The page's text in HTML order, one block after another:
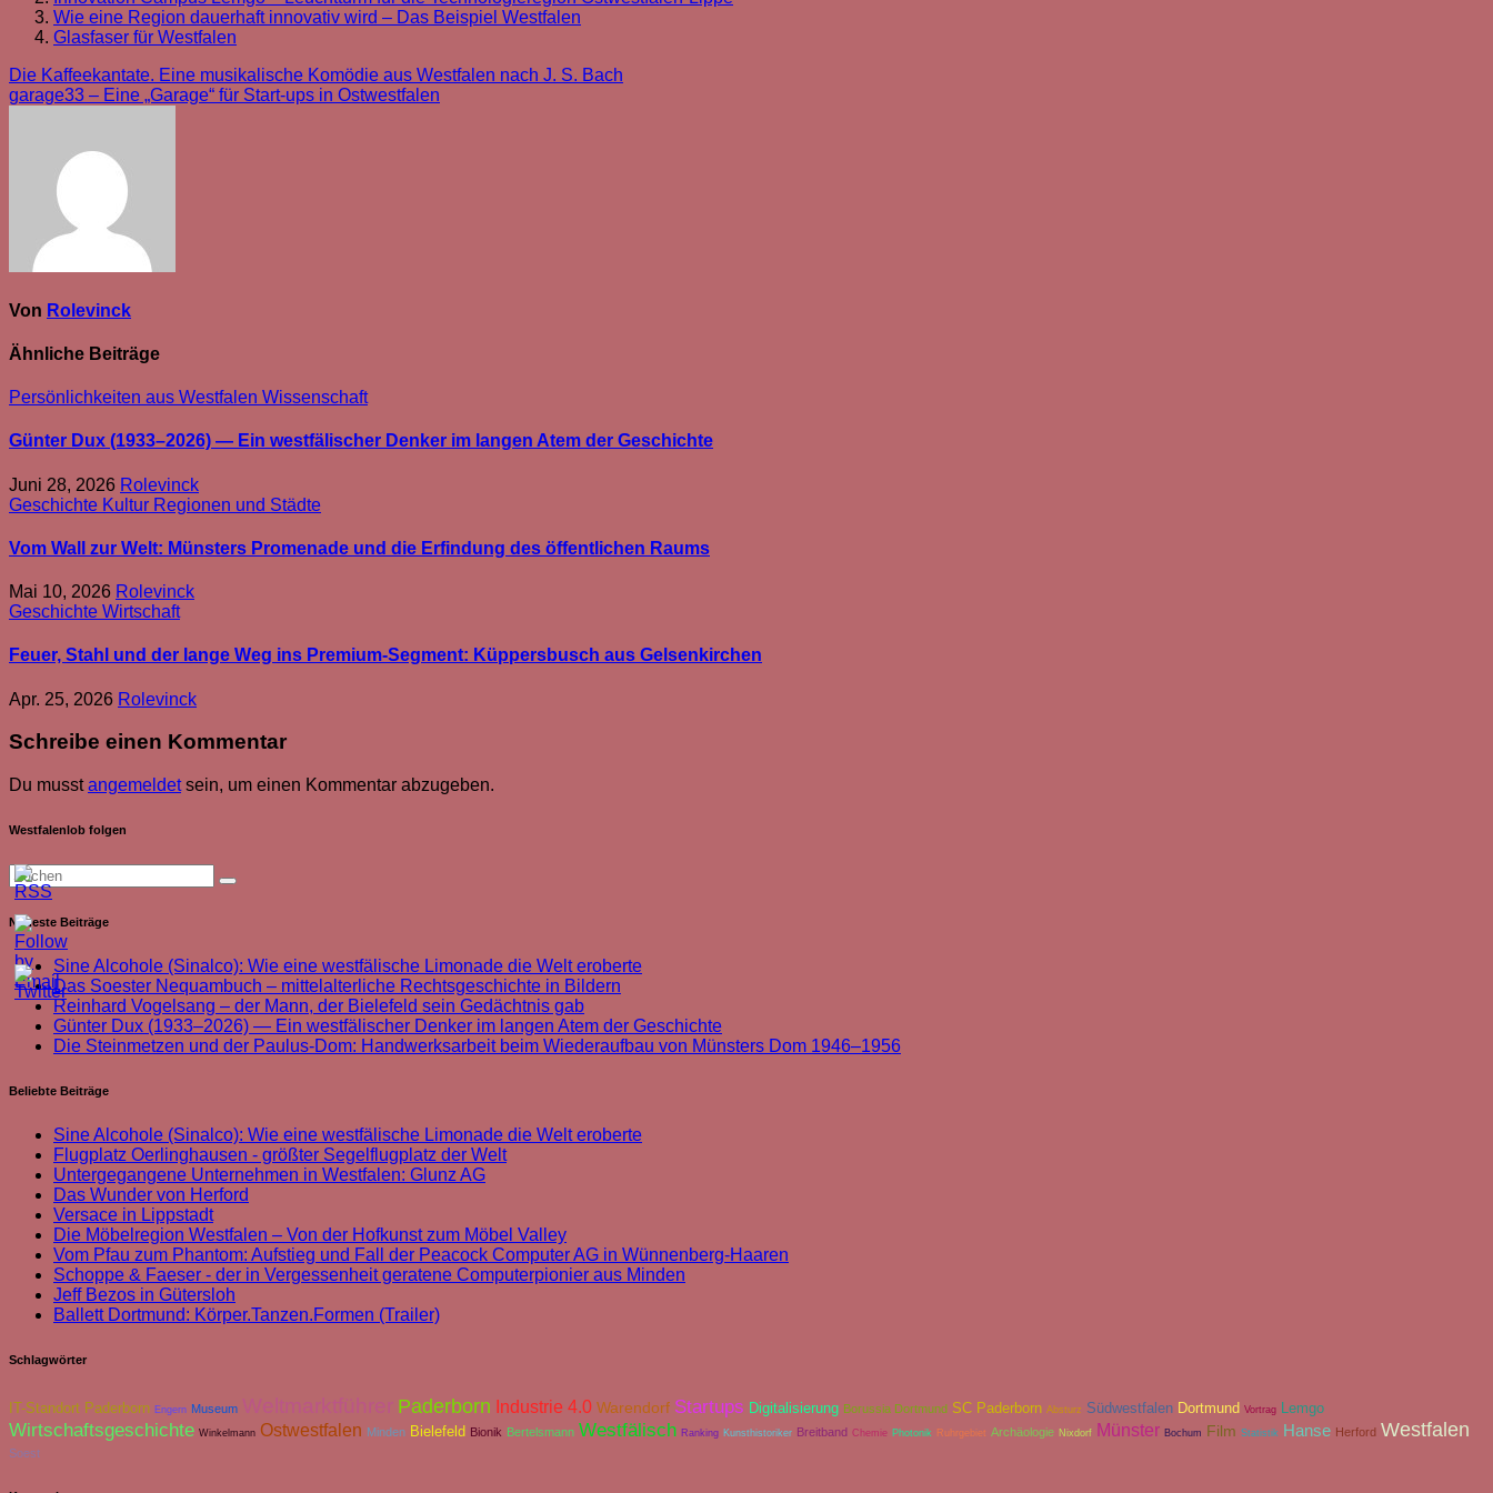
Wie eine Region dauerhaft innovativ wird – Das Beispiel Westfalen
Glasfaser für Westfalen
Beitragsnavigation
Die Kaffeekantate. Eine musikalische Komödie aus Westfalen nach J. S. Bach
garage33 – Eine „Garage“ für Start-ups in Ostwestfalen
Von Rolevinck
Ähnliche Beiträge
Persönlichkeiten aus Westfalen Wissenschaft
Günter Dux (1933–2026) — Ein westfälischer Denker im langen Atem der Geschichte
Juni 28, 2026 Rolevinck
Geschichte Kultur Regionen und Städte
Vom Wall zur Welt: Münsters Promenade und die Erfindung des öffentlichen Raums
Mai 10, 2026 Rolevinck
Geschichte Wirtschaft
Feuer, Stahl und der lange Weg ins Premium-Segment: Küppersbusch aus Gelsenkirchen
Apr. 25, 2026 Rolevinck
Schreibe einen Kommentar
Du musstangemeldetsein, um einen Kommentar abzugeben.
Westfalenlob folgen
Neueste Beiträge
Sine Alcohole (Sinalco): Wie eine westfälische Limonade die Welt eroberte
Das Soester Nequambuch – mittelalterliche Rechtsgeschichte in Bildern
Reinhard Vogelsang – der Mann, der Bielefeld sein Gedächtnis gab
Günter Dux (1933–2026) — Ein westfälischer Denker im langen Atem der Geschichte
Die Steinmetzen und der Paulus-Dom: Handwerksarbeit beim Wiederaufbau von Münsters Dom 1946–1956
Beliebte Beiträge
Sine Alcohole (Sinalco): Wie eine westfälische Limonade die Welt eroberte
Flugplatz Oerlinghausen - größter Segelflugplatz der Welt
Untergegangene Unternehmen in Westfalen: Glunz AG
Das Wunder von Herford
Versace in Lippstadt
Die Möbelregion Westfalen – Von der Hofkunst zum Möbel Valley
Vom Pfau zum Phantom: Aufstieg und Fall der Peacock Computer AG in Wünnenberg-Haaren
Schoppe & Faeser - der in Vergessenheit geratene Computerpionier aus Minden
Jeff Bezos in Gütersloh
Ballett Dortmund: Körper.Tanzen.Formen (Trailer)
Schlagwörter
IT-Standort Paderborn Engern Museum Weltmarktführer Paderborn Industrie 4.0 Warendorf Startups Digitalisierung Borussia Dortmund SC Paderborn Absturz Südwestfalen Dortmund Vortrag Lemgo
Wirtschaftsgeschichte Winkelmann Ostwestfalen Minden Bielefeld Bionik Bertelsmann Westfälisch Ranking Kunsthistoriker Breitband Chemie Photonik Ruhrgebiet Archäologie Nixdorf Münster Bochum Film Statistik Hanse Herford Westfalen
Soest